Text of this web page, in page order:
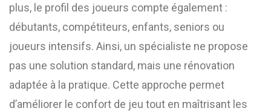
plus, le profil des joueurs compte également :
débutants, compétiteurs, enfants, seniors ou
joueurs intensifs. Ainsi, un spécialiste ne propose
pas une solution standard, mais une rénovation
adaptée à la pratique. Cette approche permet
d’améliorer le confort de jeu tout en maîtrisant les